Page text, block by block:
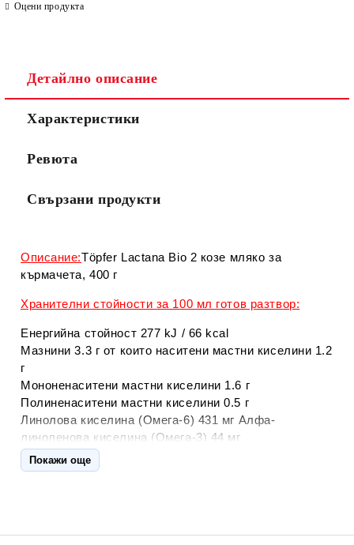
Оцени продукта
Детайлно описание
Характеристики
Ревюта
Свързани продукти
Описание:Töpfer Lactana Bio 2 козе мляко за
кърмачета, 400 г
Хранителни стойности за 100 мл готов разтвор:
Енергийна стойност 277 kJ / 66 kcal
Мазнини 3.3 г от които наситени мастни киселини 1.2
г
Мононенаситени мастни киселини 1.6 г
Полиненаситени мастни киселини 0.5 г
Линолова киселина (Омега-6) 431 мг Алфа-
линоленова киселина (Омега-3) 44 мг
Докозахексаенова киселина (DHA, Омега-3) 16 мг
Арахидонова киселина (ARA, Омега-6) 8.1 мг
Покажи още